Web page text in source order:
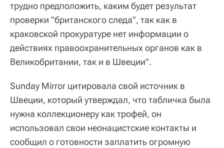
трудно предположить, каким будет результат
проверки "британского следа", так как в
краковской прокуратуре нет информации о
действиях правоохранительных органов как в
Великобритании, так и в Швеции".
Sunday Mirror цитировала свой источник в
Швеции, который утверждал, что табличка была
нужна коллекционеру как трофей, он
использовал свои неонацистские контакты и
сообщил о готовности заплатить огромную